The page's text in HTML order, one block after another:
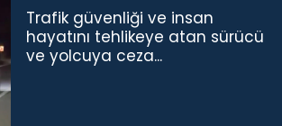
Trafik güvenliği ve insan
hayatını tehlikeye atan sürücü
ve yolcuya ceza...